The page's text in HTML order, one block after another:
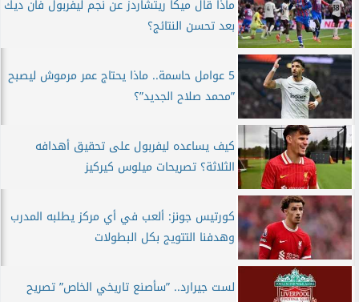
ماذا قال ميكا ريتشاردز عن نجم ليفربول فان ديك
بعد تحسن النتائج؟
5 عوامل حاسمة.. ماذا يحتاج عمر مرموش ليصبح
”محمد صلاح الجديد”؟
كيف يساعده ليفربول على تحقيق أهدافه
الثلاثة؟ تصريحات ميلوس كيركيز
كورتيس جونز: ألعب في أي مركز يطلبه المدرب
وهدفنا التتويج بكل البطولات
لست جيرارد.. ”سأصنع تاريخي الخاص” تصريح